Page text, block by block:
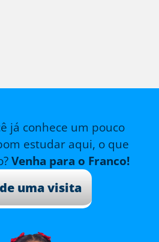
já conhece um pouco
estudar aqui, o que
Venha para o Franco!
uma visita